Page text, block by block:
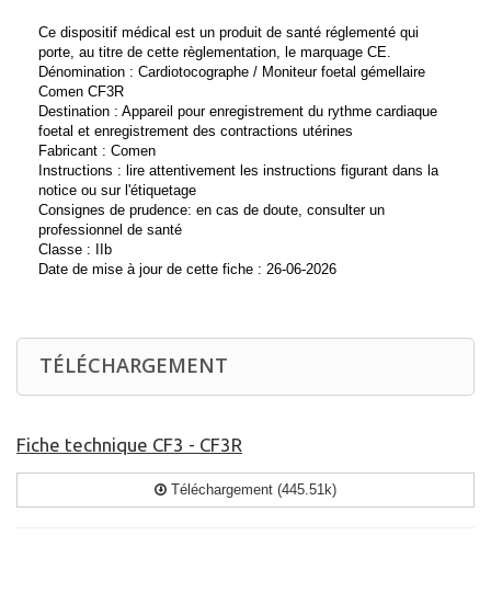
Ce dispositif médical est un produit de santé réglementé qui
porte, au titre de cette règlementation, le marquage CE.
Dénomination : Cardiotocographe / Moniteur foetal gémellaire
Comen CF3R
Destination : Appareil pour enregistrement du rythme cardiaque
foetal et enregistrement des contractions utérines
Fabricant : Comen
Instructions : lire attentivement les instructions figurant dans la
notice ou sur l'étiquetage
Consignes de prudence: en cas de doute, consulter un
professionnel de santé
Classe : IIb
Date de mise à jour de cette fiche : 26-06-2026
TÉLÉCHARGEMENT
Fiche technique CF3 - CF3R
Téléchargement (445.51k)